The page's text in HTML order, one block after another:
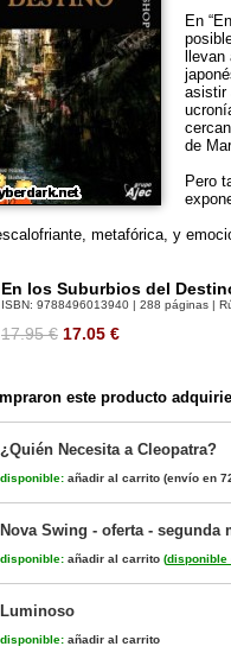
En
asistir
de
Pero
metafórica, y
En los Suburbios del
ISBN: 9788496013940 | 288 páginas |
17.95 € 17.05 €
este producto
¿Quién Necesita a Cleopatra?
disponible: añadir al carrito (envío en
Nova Swing - oferta - segunda
disponible: añadir al carrito (disponible
Luminoso
disponible: añadir al carrito